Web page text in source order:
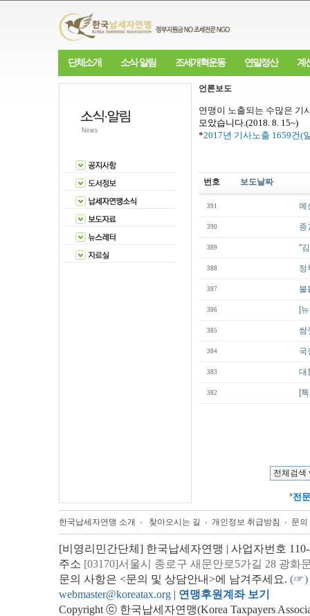
단체소개 소식·알림 조세개혁운동 연말정산 계
언론보도
연맹이 노출되는 수많은 기
모았습니다.(2018. 8. 15~)
*2017년 기사노출 1659건(
번호 보도날짜
391 예
390 종
389 "
388 정
387 불
386 [
385 쌈
384 국
383 대
382 [
*전문
한국납세자연맹 소개 찾아오시는 길 개인정보 취급방침 문
[비영리민간단체] 한국납세자연맹 | 사업자번호
주소 [03170]서울시 종로구 새문안로5가길 28 광화
문의 사항은 <문의 및 상담안내>에 남겨주세요. (☞)
webmaster@koreatax.org | 연맹후원계좌 보기
Copyright ⓒ 한국납세자연맹(Korea Taxpayers